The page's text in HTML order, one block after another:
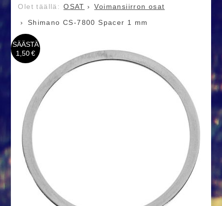
OSAT
Voimansiirron osat
Shimano CS-7800 Spacer 1 mm
SÄÄSTÄ
1,50 €